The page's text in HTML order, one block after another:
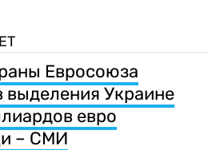
Евросоюза
выделения Украине
евро
– СМИ